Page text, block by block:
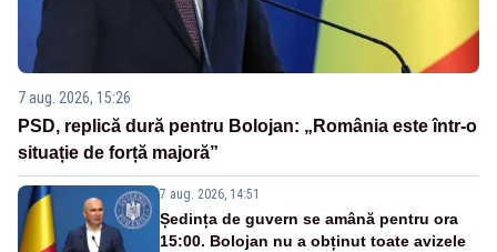
7 aug. 2026, 15:26
PSD, replică dură pentru Bolojan: „România este într-o
situație de forță majoră”
7 aug. 2026, 14:51
Ședința de guvern se amână pentru ora
15:00. Bolojan nu a obținut toate avizele